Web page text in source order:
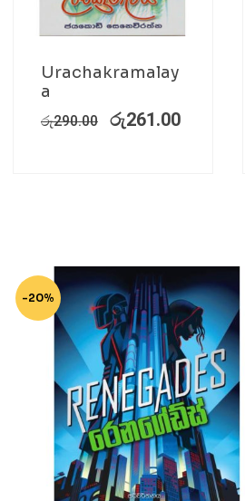
Urachakramalay
a
රු290.00 රු261.00
-20%